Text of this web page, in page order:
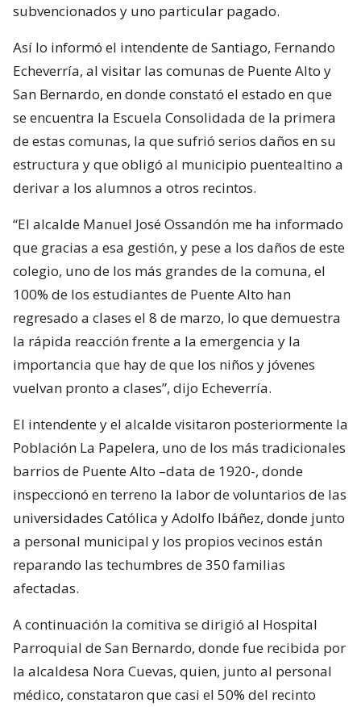
subvencionados y uno particular pagado.
Así lo informó el intendente de Santiago, Fernando
Echeverría, al visitar las comunas de Puente Alto y
San Bernardo, en donde constató el estado en que
se encuentra la Escuela Consolidada de la primera
de estas comunas, la que sufrió serios daños en su
estructura y que obligó al municipio puentealtino a
derivar a los alumnos a otros recintos.
“El alcalde Manuel José Ossandón me ha informado
que gracias a esa gestión, y pese a los daños de este
colegio, uno de los más grandes de la comuna, el
100% de los estudiantes de Puente Alto han
regresado a clases el 8 de marzo, lo que demuestra
la rápida reacción frente a la emergencia y la
importancia que hay de que los niños y jóvenes
vuelvan pronto a clases”, dijo Echeverría.
El intendente y el alcalde visitaron posteriormente la
Población La Papelera, uno de los más tradicionales
barrios de Puente Alto –data de 1920-, donde
inspeccionó en terreno la labor de voluntarios de las
universidades Católica y Adolfo Ibáñez, donde junto
a personal municipal y los propios vecinos están
reparando las techumbres de 350 familias
afectadas.
A continuación la comitiva se dirigió al Hospital
Parroquial de San Bernardo, donde fue recibida por
la alcaldesa Nora Cuevas, quien, junto al personal
médico, constataron que casi el 50% del recinto